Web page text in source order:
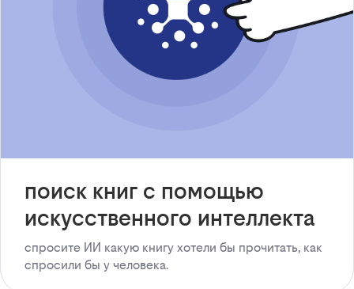
поиск книг с помощью
искусственного интеллекта
спросите ИИ какую книгу хотели бы прочитать, как
спросили бы у человека.